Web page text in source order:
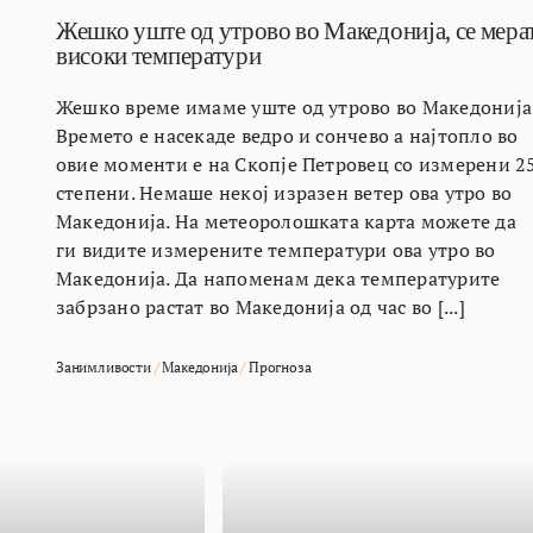
Жешко уште од утрово во Македонија, се
високи температури
Жешко време имаме уште од утрово во
Времето е насекаде ведро и сончево а најтопло во
овие моменти е на Скопје Петровец со измерени
степени. Немаше некој изразен ветер ова утро во
Македонија. На метеоролошката карта можете да
ги видите измерените температури ова утро во
Македонија. Да напоменам дека температурите
забрзано растат во Македонија од час во [...]
Занимливости/Македонија /Прогноза